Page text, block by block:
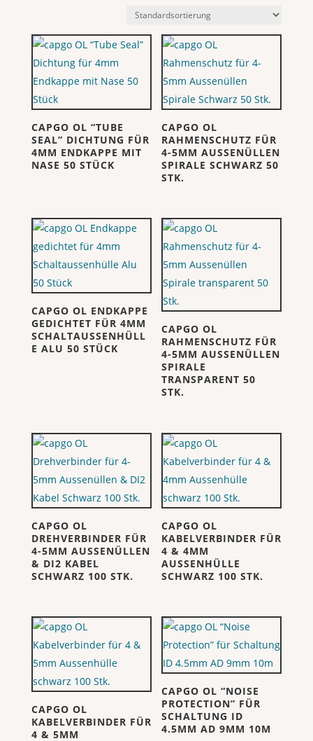
CAPGO OL “TUBE
SEAL” DICHTUNG FÜR
4MM ENDKAPPE MIT
NASE 50 STÜCK
CAPGO OL
RAHMENSCHUTZ FÜR
4-5MM AUSSENÜLLEN
SPIRALE SCHWARZ 50
STK.
CAPGO OL ENDKAPPE
GEDICHTET FÜR 4MM
SCHALTAUSSENHÜLL
E ALU 50 STÜCK
CAPGO OL
RAHMENSCHUTZ FÜR
4-5MM AUSSENÜLLEN
SPIRALE
TRANSPARENT 50
STK.
CAPGO OL
DREHVERBINDER FÜR
4-5MM AUSSENÜLLEN
& DI2 KABEL
SCHWARZ 100 STK.
CAPGO OL
KABELVERBINDER FÜR
4 & 4MM
AUSSENHÜLLE
SCHWARZ 100 STK.
CAPGO OL
KABELVERBINDER FÜR
4 & 5MM
CAPGO OL “NOISE
PROTECTION” FÜR
SCHALTUNG ID
4.5MM AD 9MM 10M